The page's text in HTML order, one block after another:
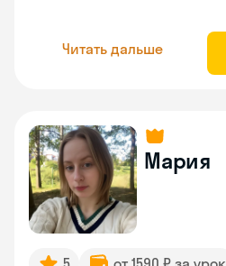
Читать дальше
Мария